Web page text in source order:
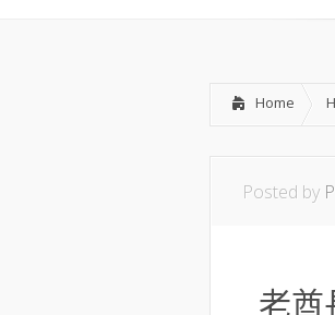
Home
Posted by
老酋